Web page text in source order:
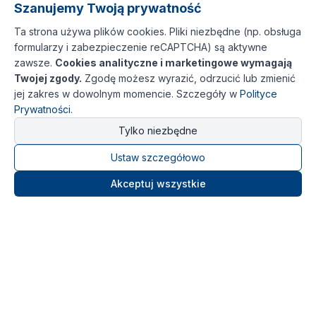
Szanujemy Twoją prywatność
Ta strona używa plików cookies. Pliki niezbędne (np. obsługa
formularzy i zabezpieczenie reCAPTCHA) są aktywne
zawsze. Cookies analityczne i marketingowe wymagają
Twojej zgody. Zgodę możesz wyrazić, odrzucić lub zmienić
jej zakres w dowolnym momencie. Szczegóły w Polityce
Prywatności.
Tylko niezbędne
Ustaw szczegółowo
Akceptuj wszystkie